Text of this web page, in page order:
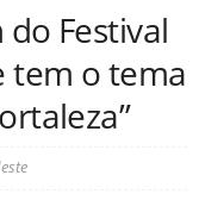
Festival
tem o tema